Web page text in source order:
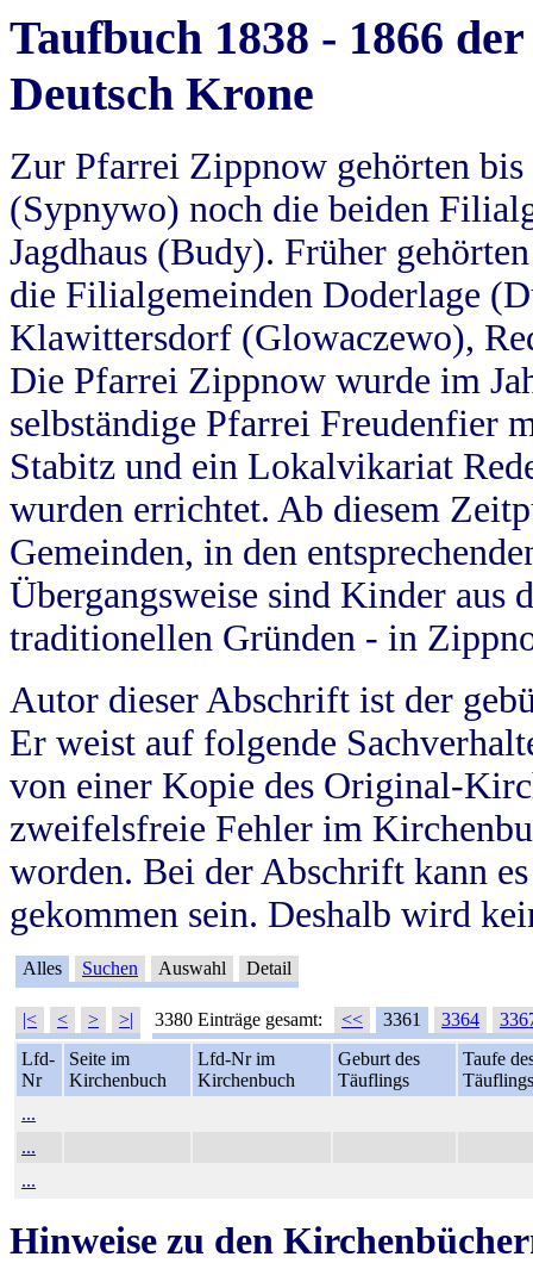
Taufbuch 1838 - 1866
Deutsch Krone
Zur Pfarrei Zippnow gehörten
(Sypnywo) noch die beiden
Jagdhaus (Budy). Früher
die Filialgemeinden Doderlage
Klawittersdorf (Glowaczewo),
Die Pfarrei Zippnow wurde im
selbständige Pfarrei Freudenfier
Stabitz und ein Lokalvikariat
wurden errichtet. Ab diesem
Gemeinden, in den
Übergangsweise sind Kinder aus
traditionellen Gründen - in
Autor dieser Abschrift ist der
Er weist auf folgende
von einer Kopie des Original-
zweifelsfreie Fehler im
worden. Bei der Abschrift kann
gekommen sein. Deshalb wird
Alles Suchen Auswahl Detail
|< < > >| 3380 Einträge gesamt: << 3361 3364
Lfd-
Nr
Seite im
Kirchenbuch
Lfd-Nr im
Kirchenbuch
Geburt des
Täuflings
Taufe
Täuflings
...
...
...
Hinweise zu den